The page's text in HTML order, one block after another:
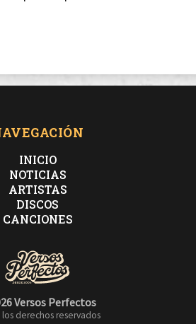
INICIO
NOTICIAS
ARTISTAS
DISCOS
CANCIONES
Versos Perfectos
los derechos reservados